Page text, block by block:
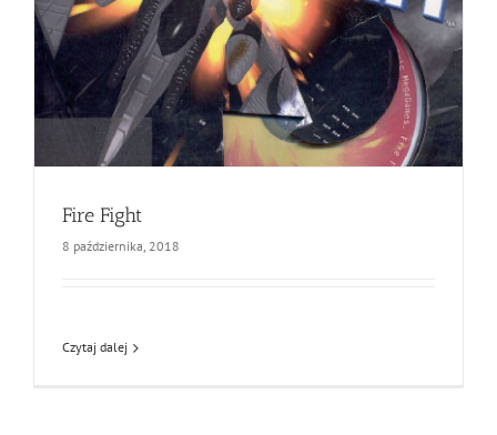
Fire Fight
8 października, 2018
Czytaj dalej